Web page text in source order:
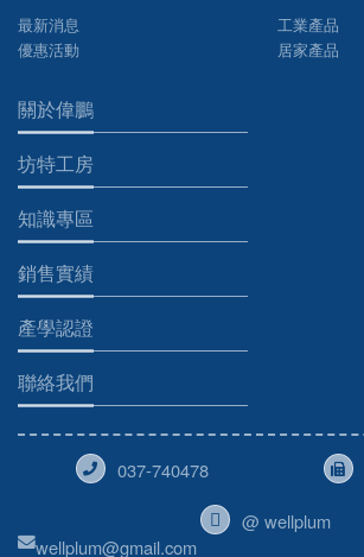
最新消息
優惠活動
工業產品
居家產品
關於偉鵬
坊特工房
知識專區
銷售實績
產學認證
聯絡我們
037-740478
@ wellplum
wellplum@gmail.com